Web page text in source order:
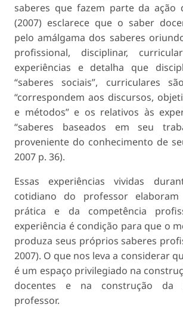
saberes que fazem parte da ação
(2007) esclarece que o saber
pelo amálgama dos saberes
profissional, disciplinar,
experiências e detalha que
“saberes sociais”, curriculares
“correspondem aos discursos,
e métodos” e os relativos às
“saberes baseados em seu
proveniente do conhecimento de
2007 p. 36).
Essas experiências vividas
cotidiano do professor
prática e da competência
experiência é condição para que o
produza seus próprios saberes
2007). O que nos leva a considerar
é um espaço privilegiado na
docentes e na construção da
professor.